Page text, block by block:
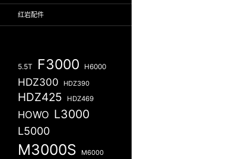
红岩配件
5.5T F3000 H6000
HDZ300 HDZ390
HDZ425 HDZ469
HOWO L3000
L5000
M3000S M6000